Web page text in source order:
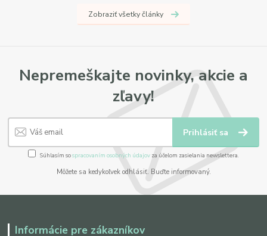
Zobraziť všetky články
Nepremeškajte novinky, akcie a
zľavy!
Prihlásiť sa
Súhlasím sospracovaním osobných údajov za účelom zasielania newslettera.
Môžete sa kedykoľvek odhlásiť. Buďte informovaný.
Informácie pre zákazníkov